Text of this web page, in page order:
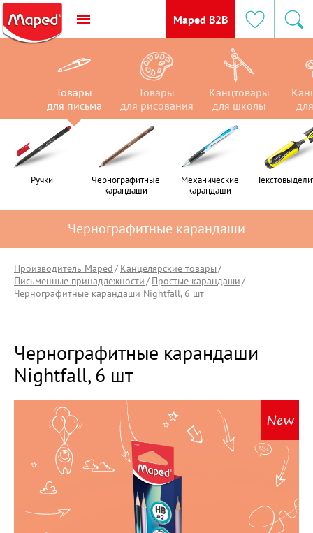
Товары
для письма
Товары
для рисования
Канцтовары
для школы
Канцтовары
для офиса
Ручки
Чернографитные
карандаши
Механические
карандаши
Maped B2B
Товары
для письма
Товары
для рисования
Канцтовары
для школы
Ручки
Чернографитные
карандаши
Механические
карандаши
Чернографитные карандаши
Производитель Maped
Канцелярские товары
Письменные принадлежности
Простые карандаши
Чернографитные карандаши Nightfall, 6 шт
Чернографитные карандаши
Nightfall, 6 шт